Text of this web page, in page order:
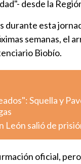
desde la
durante esta
semanas, el
Biobío.
Squella y
León salió de
oficial,